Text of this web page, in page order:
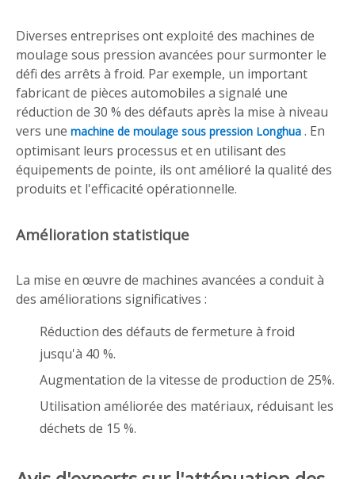
Diverses entreprises ont exploité des machines de
moulage sous pression avancées pour surmonter le
défi des arrêts à froid. Par exemple, un important
fabricant de pièces automobiles a signalé une
réduction de 30 % des défauts après la mise à niveau
vers une machine de moulage sous pression Longhua . En
optimisant leurs processus et en utilisant des
équipements de pointe, ils ont amélioré la qualité des
produits et l'efficacité opérationnelle.
Amélioration statistique
La mise en œuvre de machines avancées a conduit à
des améliorations significatives :
Réduction des défauts de fermeture à froid
jusqu'à 40 %.
Augmentation de la vitesse de production de 25%.
Utilisation améliorée des matériaux, réduisant les
déchets de 15 %.